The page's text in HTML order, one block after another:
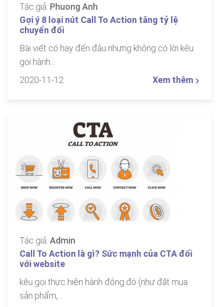
Tác giả: Phuong Anh
Gợi ý 8 loại nút Call To Action tăng tỷ lệ
chuyển đổi
Bài viết có hay đến đâu nhưng không có lời kêu
gọi hành...
2020-11-12
Xem thêm
Tác giả: Admin
Call To Action là gì? Sức mạnh của CTA đối
với website
kêu gọi thực hiện hành động đó (như đặt mua
sản phẩm,...